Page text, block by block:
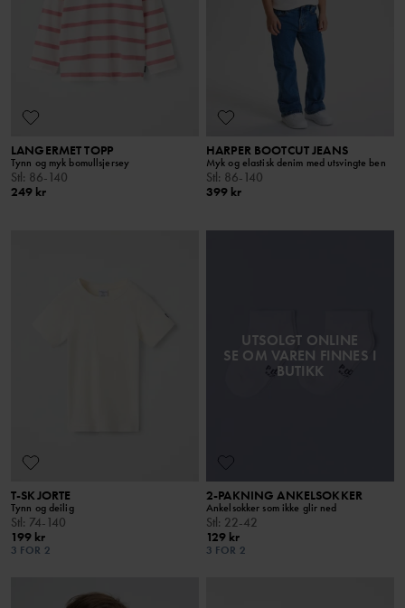
LANGERMET TOPP
Tynn og myk bomullsjersey
Stl: 86-140
249 kr
HARPER BOOTCUT JEANS
Myk og elastisk denim med utsvingte ben
Stl: 86-140
399 kr
T-SKJORTE
Tynn og deilig
Stl: 74-140
199 kr
3 FOR 2
UTSOLGT ONLINE
SE OM VAREN FINNES I
BUTIKK
2-PAKNING ANKELSOKKER
Ankelsokker som ikke glir ned
Stl: 22-42
129 kr
3 FOR 2